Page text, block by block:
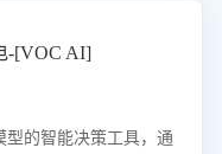
-[VOC AI]
的智能决策工具，通